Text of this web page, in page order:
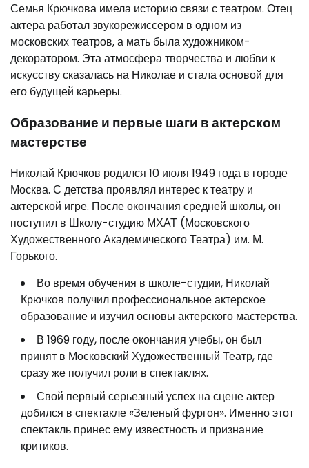
Семья Крючкова имела историю связи с театром. Отец
актера работал звукорежиссером в одном из
московских театров, а мать была художником-
декоратором. Эта атмосфера творчества и любви к
искусству сказалась на Николае и стала основой для
его будущей карьеры.
Образование и первые шаги в актерском
мастерстве
Николай Крючков родился 10 июля 1949 года в городе
Москва. С детства проявлял интерес к театру и
актерской игре. После окончания средней школы, он
поступил в Школу-студию МХАТ (Московского
Художественного Академического Театра) им. М.
Горького.
Во время обучения в школе-студии, Николай
Крючков получил профессиональное актерское
образование и изучил основы актерского мастерства.
В 1969 году, после окончания учебы, он был
принят в Московский Художественный Театр, где
сразу же получил роли в спектаклях.
Свой первый серьезный успех на сцене актер
добился в спектакле «Зеленый фургон». Именно этот
спектакль принес ему известность и признание
критиков.